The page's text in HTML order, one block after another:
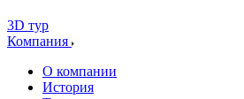
3D тур
Компания
О компании
История